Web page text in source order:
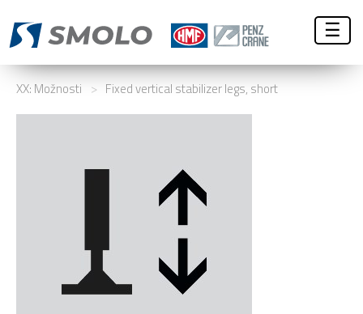
☰
XX: Možnosti > Fixed vertical stabilizer legs, short